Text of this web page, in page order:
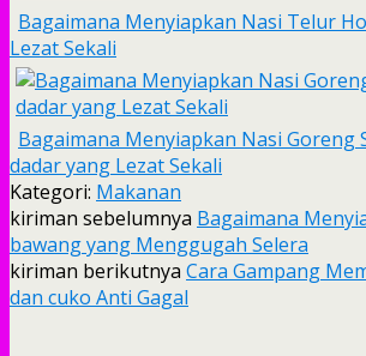
Bagaimana Menyiapkan Nasi Telur
Lezat Sekali
Bagaimana Menyiapkan Nasi Goreng
dadar yang Lezat Sekali
Kategori: Makanan
kiriman sebelumnya Bagaimana
bawang yang Menggugah Selera
kiriman berikutnya Cara Gampang
dan cuko Anti Gagal